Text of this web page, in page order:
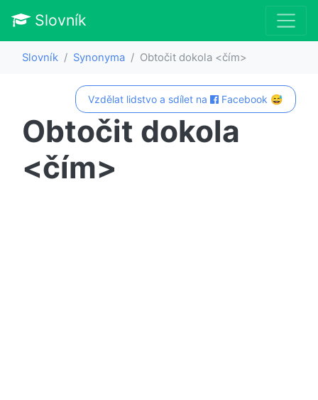
Slovník
Slovník Synonyma Obtočit dokola <čím>
Vzdělat lidstvo a sdílet na Facebook 😅
Obtočit dokola
<čím>